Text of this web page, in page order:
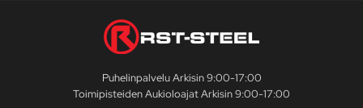
Puhelinpalvelu Arkisin 9:00-17:00
Toimipisteiden Aukioloajat Arkisin 9:00-17:00